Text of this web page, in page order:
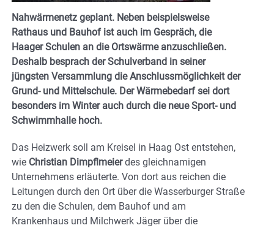
Nahwärmenetz geplant. Neben beispielsweise
Rathaus und Bauhof ist auch im Gespräch, die
Haager Schulen an die Ortswärme anzuschließen.
Deshalb besprach der Schulverband in seiner
jüngsten Versammlung die Anschlussmöglichkeit der
Grund- und Mittelschule. Der Wärmebedarf sei dort
besonders im Winter auch durch die neue Sport- und
Schwimmhalle hoch.
Das Heizwerk soll am Kreisel in Haag Ost entstehen,
wie Christian Dimpflmeierdes gleichnamigen
Unternehmens erläuterte. Von dort aus reichen die
Leitungen durch den Ort über die Wasserburger Straße
zu den die Schulen, dem Bauhof und am
Krankenhaus und Milchwerk Jäger über die